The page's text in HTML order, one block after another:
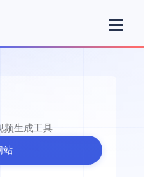
频生成工具
站